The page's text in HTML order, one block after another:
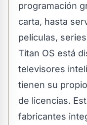
programación
carta, hasta
películas,
Titan OS está
televisores
tienen su
de licencias.
fabricantes